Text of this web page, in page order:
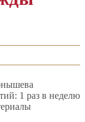
1 раз в неделю